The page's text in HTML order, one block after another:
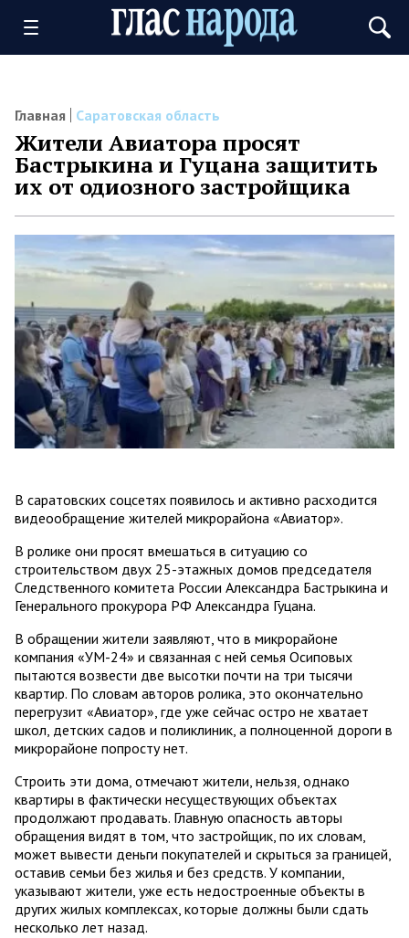
Главная Саратовская область
Жители Авиатора просят
Бастрыкина и Гуцана защитить
их от одиозного застройщика
В саратовских соцсетях появилось и активно расходится
видеообращение жителей микрорайона «Авиатор».
В ролике они просят вмешаться в ситуацию со
строительством двух 25-этажных домов председателя
Следственного комитета России Александра Бастрыкина и
Генерального прокурора РФ Александра Гуцана.
В обращении жители заявляют, что в микрорайоне
компания «УМ-24» и связанная с ней семья Осиповых
пытаются возвести две высотки почти на три тысячи
квартир. По словам авторов ролика, это окончательно
перегрузит «Авиатор», где уже сейчас остро не хватает
школ, детских садов и поликлиник, а полноценной дороги в
микрорайоне попросту нет.
Строить эти дома, отмечают жители, нельзя, однако
квартиры в фактически несуществующих объектах
продолжают продавать. Главную опасность авторы
обращения видят в том, что застройщик, по их словам,
может вывести деньги покупателей и скрыться за границей,
оставив семьи без жилья и без средств. У компании,
указывают жители, уже есть недостроенные объекты в
других жилых комплексах, которые должны были сдать
несколько лет назад.